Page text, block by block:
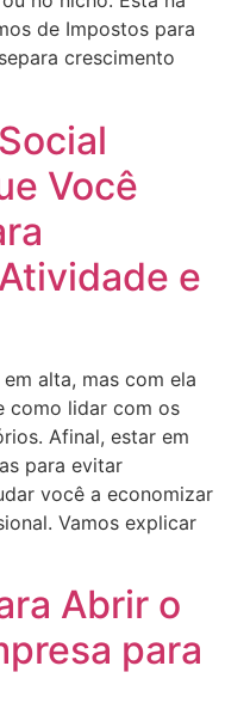
de Impostos para
crescimento
Você
e
alta, mas com ela
como lidar com os
Afinal, estar em
para evitar
você a economizar
Vamos explicar
Abrir o
para